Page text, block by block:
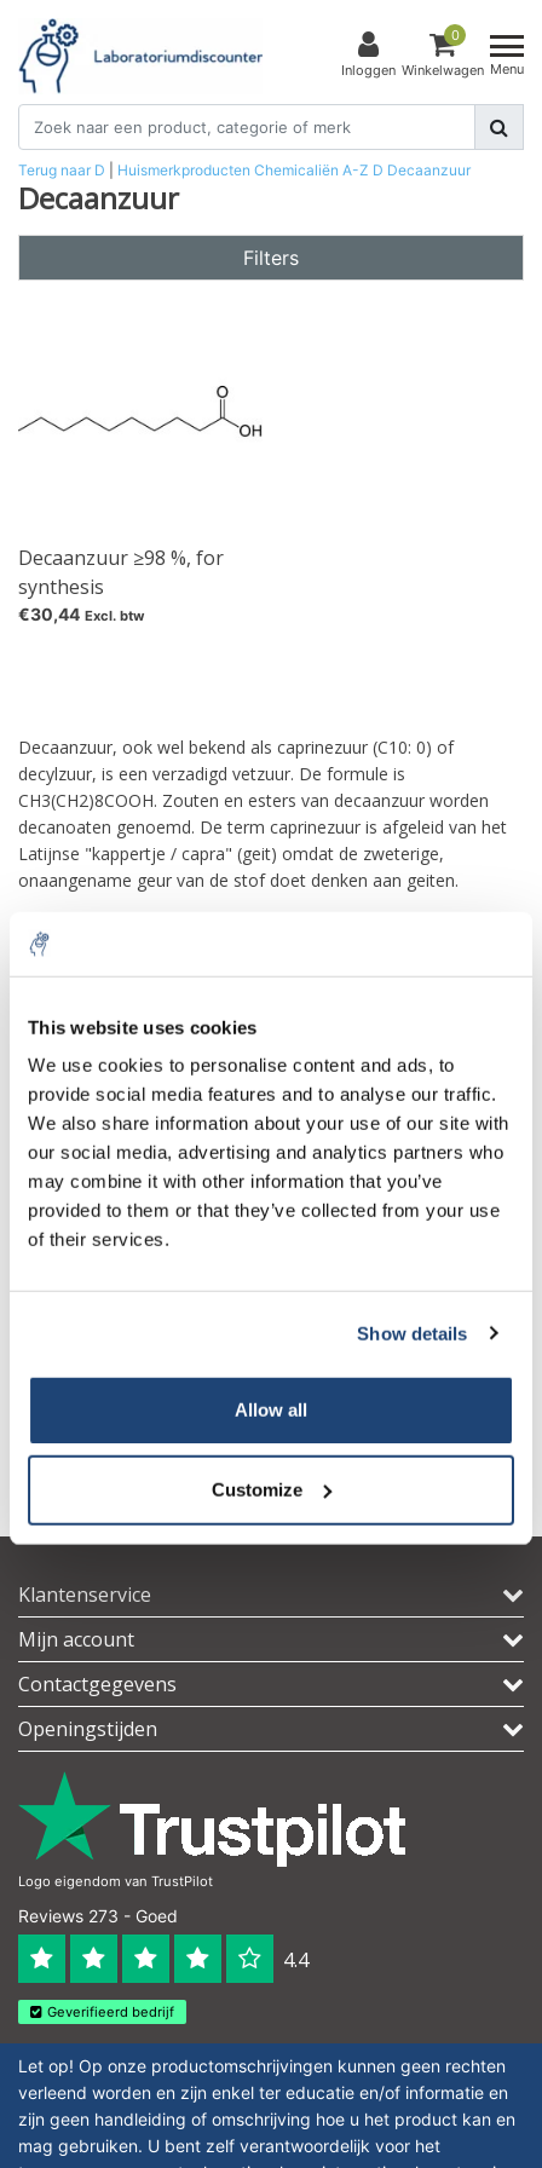
This website uses cookies
We use cookies to personalise content and ads, to
provide social media features and to analyse our traffic.
We also share information about your use of our site with
our social media, advertising and analytics partners who
may combine it with other information that you’ve
provided to them or that they’ve collected from your use
of their services.
Show details
Allow all
Customize
Inloggen
0
Winkelwagen Menu
Terug naar D Huismerkproducten Chemicaliën A-Z D Decaanzuur
Decaanzuur
Filters
Decaanzuur ≥98 %, for
synthesis
€30,44 Excl. btw
Decaanzuur, ook wel bekend als caprinezuur (C10: 0) of
decylzuur, is een verzadigd vetzuur. De formule is
CH3(CH2)8COOH. Zouten en esters van decaanzuur worden
decanoaten genoemd. De term caprinezuur is afgeleid van het
Latijnse "kappertje / capra" (geit) omdat de zweterige,
onaangename geur van de stof doet denken aan geiten.
Toepassingen
Decaanzuur wordt gebruikt bij de productie van esters voor
tussenproduct in chemische syntheses. Het wordt gebruikt in
organische synthese en industrieel bij de vervaardiging van
parfums, smeermiddelen, vetten, rubber, kleurstoffen,
kunststoffen, levensmiddelenadditieven en farmaceutische
producten.
-Farmaceutisch
Er zijn decanoaat estergeneesmiddelen van verschillende
geneesmiddelen beschikbaar. Omdat decaanzuur een vetzuur is,
distributie van een geneesmiddel uit vetweefsel gewoonlijk traag
geneesmiddel ontwikkelen (een depotinjectie genoemd) door de
decanoaatvorm te gebruiken. Enkele voorbeelden van
geneesmiddelen die beschikbaar zijn als decanoaatester zijn
nandrolon, fluphenazine, bromperidol en haloperidol
Klantenservice
Mijn account
Contactgegevens
Openingstijden
Logo eigendom van TrustPilot
Reviews 273 - Goed
4.4
Geverifieerd bedrijf
Let op! Op onze productomschrijvingen kunnen geen rechten
verleend worden en zijn enkel ter educatie en/of informatie en
zijn geen handleiding of omschrijving hoe u het product kan en
mag gebruiken. U bent zelf verantwoordelijk voor het
order
Sign up for our newsletter to stay
informed about our new products, and
receive a 10% discount on your next
purchase for all chemical products from
our own brand 😀
€50.00